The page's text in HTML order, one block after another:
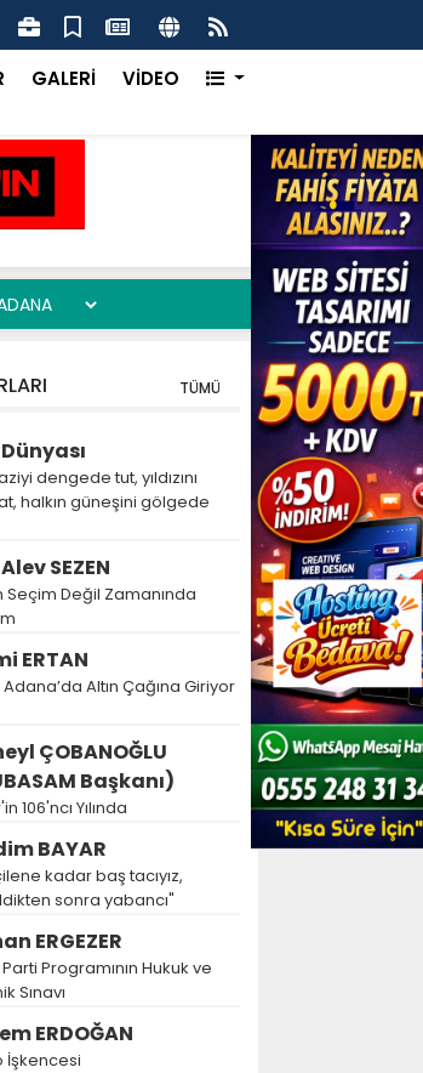
Vitrinde Yerini Aldı
GALERİ VİDEO
TÜMÜ
dengede tut, yıldızını
halkın güneşini gölgede
SEZEN
Seçim Değil Zamanında
ERTAN
Adana’da Altın Çağına Giriyor
ÇOBANOĞLU
Başkanı)
106'ncı Yılında
BAYAR
kadar baş tacıyız,
sonra yabancı"
ERGEZER
Programının Hukuk ve
Sınavı
ERDOĞAN
İşkencesi